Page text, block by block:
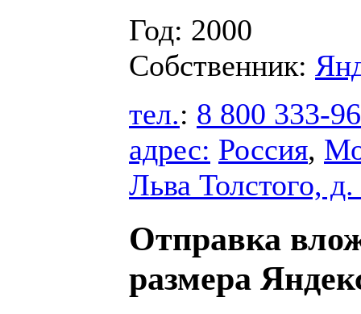
Год: 2000
Собственник:
тел.: 8 800 333-
адрес: Россия,
Льва Толстого,
Отправка
размера